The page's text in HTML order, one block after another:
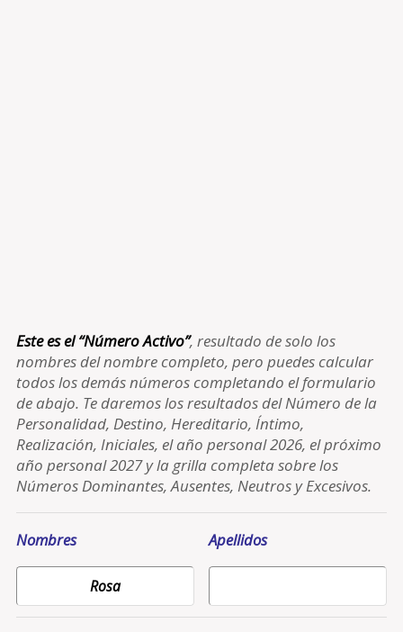
Este es el “Número Activo”, resultado de solo los
nombres del nombre completo, pero puedes calcular
todos los demás números completando el formulario
de abajo. Te daremos los resultados del Número de la
Personalidad, Destino, Hereditario, Íntimo,
Realización, Iniciales, el año personal 2026, el próximo
año personal 2027 y la grilla completa sobre los
Números Dominantes, Ausentes, Neutros y Excesivos.
Nombres Apellidos